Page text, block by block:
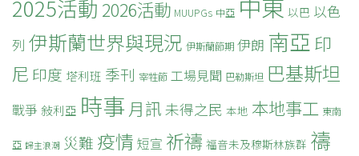
2025活動 2026活動 MUUPGs 中亞 以巴 以色
列 伊斯蘭世界與現況 伊斯蘭節期 伊朗 南亞 印
尼 印度 塔利班 季刊 宰牲節 工場見聞 巴勒斯坦 巴基斯坦
戰爭 敍利亞 時事 月訊未得之民 本地 本地事工 東南
亞 歸主浪潮 災難 疫情 短宣 祈禱 福音未及穆斯林族群 禱